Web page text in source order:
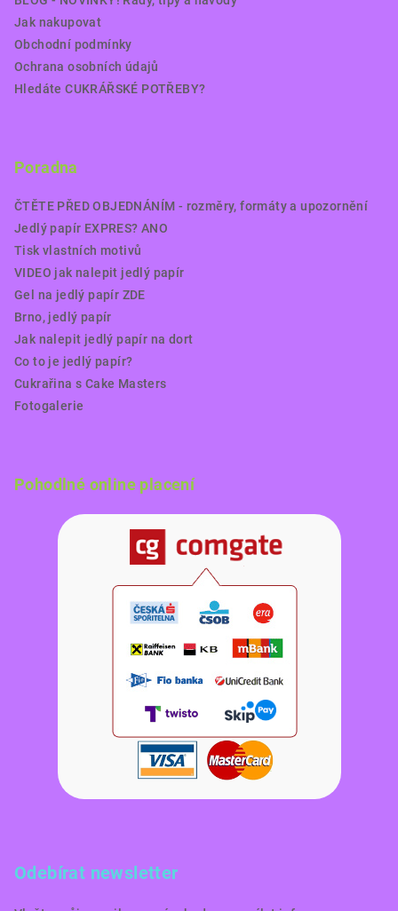
Jak nakupovat
Obchodní podmínky
Ochrana osobních údajů
Hledáte CUKRÁŘSKÉ POTŘEBY?
Poradna
ČTĚTE PŘED OBJEDNÁNÍM - rozměry, formáty a upozornění
Jedlý papír EXPRES? ANO
Tisk vlastních motivů
VIDEO jak nalepit jedlý papír
Gel na jedlý papír ZDE
Brno, jedlý papír
Jak nalepit jedlý papír na dort
Co to je jedlý papír?
Cukrařina s Cake Masters
Fotogalerie
Pohodlné online placení
Odebírat newsletter